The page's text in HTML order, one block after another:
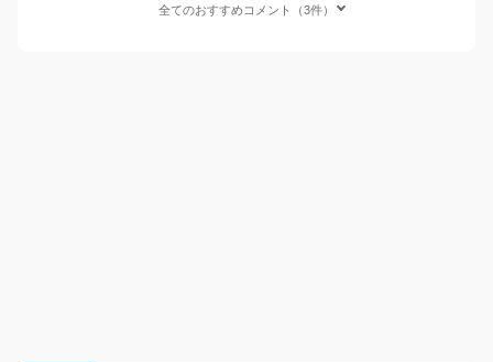
全てのおすすめコメント（3件）